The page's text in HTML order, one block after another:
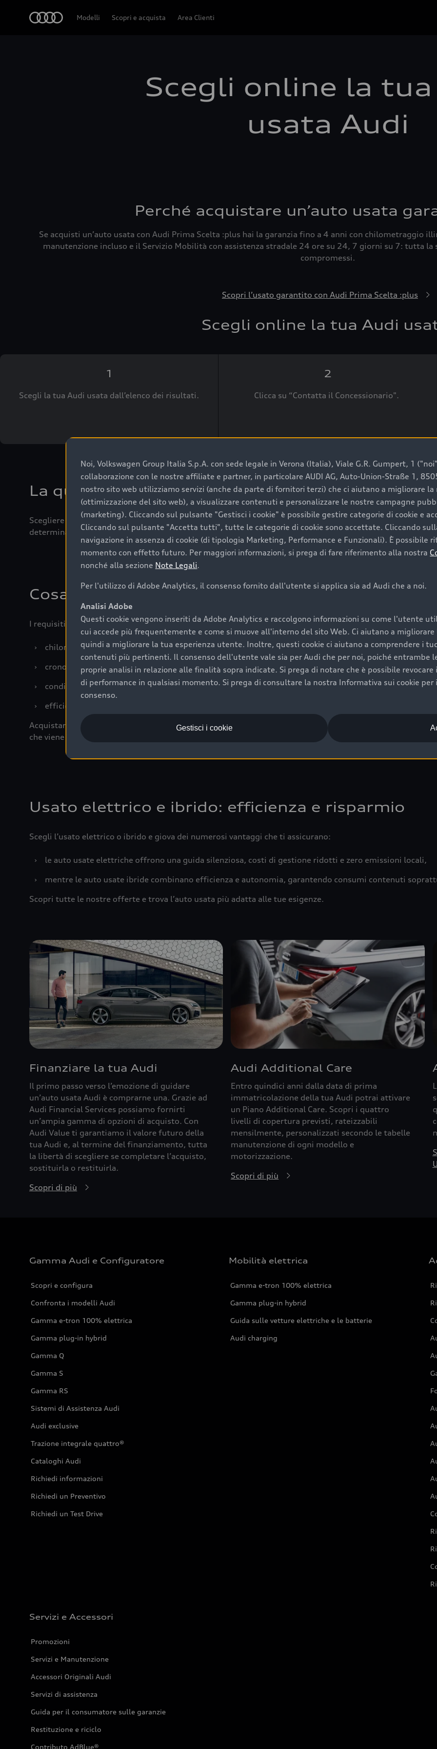
Modelli Scopri e acquista Area Clienti
Scegli online la
usata Audi
Perché acquistare un’auto usata
Se acquisti un’auto usata con Audi Prima Scelta :plus hai la garanzia fino a 4 anni con chilometraggio
manutenzione incluso e il Servizio Mobilità con assistenza stradale 24 ore su 24, 7 giorni su 7: tutta la
compromessi.
Scopri l’usato garantito con Audi Prima Scelta :plus
Scegli online la tua Audi
1
Scegli la tua Audi usata dall’elenco dei risultati.
2
Clicca su “Contatta il Concessionario".
La qualità di acquistare un’auto usata Audi
Scegliere un’auto usata è una decisione che coniuga convenienza, affidabilità e sostenibilità. Per fare un
determinanti come la garanzia inclusa e l’affidabilità del marchio. Audi offre l’auto usata perfetta tramite
Cosa sapere prima di acquistare la tua prossima
I requisiti fondamentali da considerare prima di acquistare un’auto usata, oltre al prezzo e all'aspetto,
›
chilometraggio: un valore contenuto corrisponde a uno stato migliore del veicolo e a una maggiore
›
cronologia dei tagliandi: una documentazione completa della vettura certifica una manutenzione
›
condizioni della carrozzeria e degli interni: una buona conservazione evidenzia cura e attenzione del
›
efficienza meccanica: motore, trasmissione e componenti principali in ottimo stato garantiscono
Acquistare un’auto usata in una Concessionaria ufficiale Audi che offre l’usato garantito tramite Audi
che viene sottoposto a 110 controlli approfonditi e coperto da garanzia fino a 4 anni per una maggiore
Usato elettrico e ibrido: efficienza e risparmio
Scegli l’usato elettrico o ibrido e giova dei numerosi vantaggi che ti assicurano:
›
le auto usate elettriche offrono una guida silenziosa, costi di gestione ridotti e zero emissioni locali,
›
mentre le auto usate ibride combinano efficienza e autonomia, garantendo consumi contenuti
Scopri tutte le nostre offerte e trova l’auto usata più adatta alle tue esigenze.
Finanziare la tua Audi
Il primo passo verso l’emozione di guidare
un’auto usata Audi è comprarne una. Grazie ad
Audi Financial Services possiamo fornirti
un’ampia gamma di opzioni di acquisto. Con
Audi Value ti garantiamo il valore futuro della
tua Audi e, al termine del finanziamento, tutta
la libertà di scegliere se completare l’acquisto,
sostituirla o restituirla.
Scopri di più
Audi Additional Care
Entro quindici anni dalla data di prima
immatricolazione della tua Audi potrai attivare
un Piano Additional Care. Scopri i quattro
livelli di copertura previsti, rateizzabili
mensilmente, personalizzati secondo le tabelle
manutenzione di ogni modello e
motorizzazione.
Scopri di più
Gamma Audi e Configuratore
Scopri e configura
Confronta i modelli Audi
Gamma e-tron 100% elettrica
Gamma plug-in hybrid
Gamma Q
Gamma S
Gamma RS
Sistemi di Assistenza Audi
Audi exclusive
Trazione integrale quattro®
Cataloghi Audi
Richiedi informazioni
Richiedi un Preventivo
Richiedi un Test Drive
Mobilità elettrica
Gamma e-tron 100% elettrica
Gamma plug-in hybrid
Guida sulle vetture elettriche e le batterie
Audi charging
Servizi e Accessori
Promozioni
Servizi e Manutenzione
Accessori Originali Audi
Servizi di assistenza
Guida per il consumatore sulle garanzie
Restituzione e riciclo
Contributo AdBlue®
Noi, Volkswagen Group Italia S.p.A. con sede legale in Verona (Italia), Viale G.R. Gumpert, 1
collaborazione con le nostre affiliate e partner, in particolare AUDI AG, Auto-Union-Straße 1,
nostro sito web utilizziamo servizi (anche da parte di fornitori terzi) che ci aiutano a migliorare la
(ottimizzazione del sito web), a visualizzare contenuti e personalizzare le nostre campagne
(marketing). Cliccando sul pulsante "Gestisci i cookie" è possibile gestire categorie di cookie e
Cliccando sul pulsante "Accetta tutti", tutte le categorie di cookie sono accettate. Cliccando
navigazione in assenza di cookie (di tipologia Marketing, Performance e Funzionali). È possibile
momento con effetto futuro. Per maggiori informazioni, si prega di fare riferimento alla nostra
nonché alla sezione Note Legali.
Per l'utilizzo di Adobe Analytics, il consenso fornito dall'utente si applica sia ad Audi che a noi.
Analisi Adobe
Questi cookie vengono inseriti da Adobe Analytics e raccolgono informazioni su come l'utente
cui accede più frequentemente e come si muove all'interno del sito Web. Ci aiutano a
quindi a migliorare la tua esperienza utente. Inoltre, questi cookie ci aiutano a comprendere i
contenuti più pertinenti. Il consenso dell'utente vale sia per Audi che per noi, poiché entrambe
proprie analisi in relazione alle finalità sopra indicate. Si prega di notare che è possibile
di performance in qualsiasi momento. Si prega di consultare la nostra Informativa sui cookie per
consenso.
Gestisci i cookie